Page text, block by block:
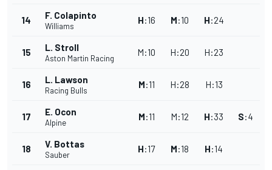
14 F. Colapinto
Williams
H:16 M:10 H:24
15 L. Stroll
Aston Martin Racing
M:10 H:20 H:23
16 L. Lawson
Racing Bulls
M:11 H:28 H:13
17 E. Ocon
Alpine
M:11 M:12 H:33 S:4
18 V. Bottas
Sauber
H:17 M:18 H:14